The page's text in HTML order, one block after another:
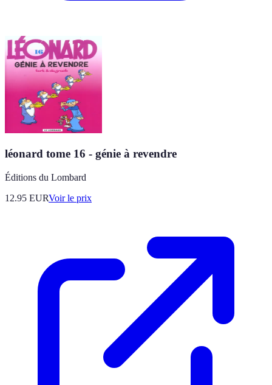
léonard tome 16 - génie à revendre
Éditions du Lombard
12.95 EURVoir le prix